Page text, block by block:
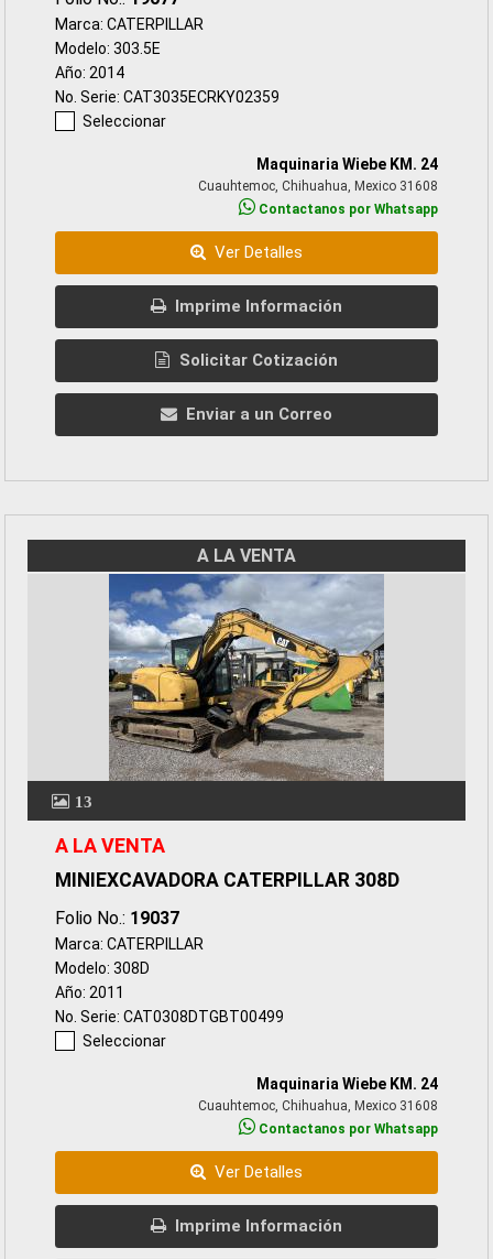
Marca: CATERPILLAR
Modelo: 303.5E
Año: 2014
No. Serie: CAT3035ECRKY02359
Seleccionar
Maquinaria Wiebe KM. 24
Cuauhtemoc, Chihuahua, Mexico 31608
Contactanos por Whatsapp
Ver Detalles
Imprime Información
Solicitar Cotización
Enviar a un Correo
A LA VENTA
13
A LA VENTA
MINIEXCAVADORA CATERPILLAR 308D
Folio No.: 19037
Marca: CATERPILLAR
Modelo: 308D
Año: 2011
No. Serie: CAT0308DTGBT00499
Seleccionar
Maquinaria Wiebe KM. 24
Cuauhtemoc, Chihuahua, Mexico 31608
Contactanos por Whatsapp
Ver Detalles
Imprime Información